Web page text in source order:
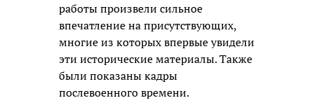
работы произвели сильное
впечатление на присутствующих,
многие из которых впервые увидели
эти исторические материалы. Также
были показаны кадры
послевоенного времени.